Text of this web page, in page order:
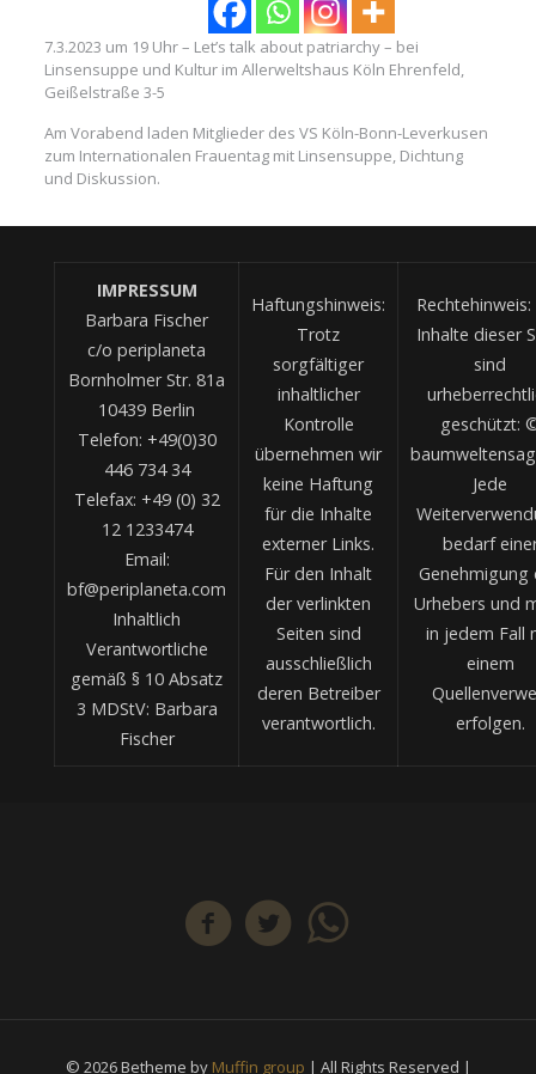
7.3.2023 um 19 Uhr – Let’s talk about patriarchy – bei
Linsensuppe und Kultur im Allerweltshaus Köln Ehrenfeld,
Geißelstraße 3-5
Am Vorabend laden Mitglieder des VS Köln-Bonn-Leverkusen
zum Internationalen Frauentag mit Linsensuppe, Dichtung
und Diskussion.
IMPRESSUM
Barbara Fischer
c/o periplaneta
Bornholmer Str. 81a
10439 Berlin
Telefon: +49(0)30
446 734 34
Telefax: +49 (0) 32
12 1233474
Email:
bf@periplaneta.com
Inhaltlich
Verantwortliche
gemäß § 10 Absatz
3 MDStV: Barbara
Fischer
Haftungshinweis:
Trotz
sorgfältiger
inhaltlicher
Kontrolle
übernehmen wir
keine Haftung
für die Inhalte
externer Links.
Für den Inhalt
der verlinkten
Seiten sind
ausschließlich
deren Betreiber
verantwortlich.
Rechtehinweis:
Inhalte dieser
sind
geschützt:
Jede
bedarf
Genehmigung
Urhebers und
in jedem Fall
einem
erfolgen.
© 2026 Betheme by Muffin group | All Rights Reserved |